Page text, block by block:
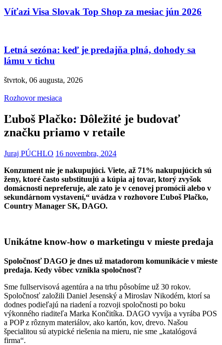
Víťazi Visa Slovak Top Shop za mesiac jún 2026
Letná sezóna: keď je predajňa plná, dohody sa
lámu v tichu
štvrtok, 06 augusta, 2026
Rozhovor mesiaca
Ľuboš Plačko: Dôležité je budovať
značku priamo v retaile
Juraj PÚCHLO 16 novembra, 2024
Konzument nie je nakupujúci. Viete, až 71% nakupujúcich sú
ženy, ktoré často substituujú a kúpia aj tovar, ktorý zvyšok
domácnosti nepreferuje, ale zato je v cenovej promócii alebo v
sekundárnom vystavení,“ uvádza v rozhovore Ľuboš Plačko,
Country Manager SK, DAGO.
Unikátne know-how o marketingu v mieste predaja
Spoločnosť DAGO je dnes už matadorom komunikácie v mieste
predaja. Kedy vôbec vznikla spoločnosť?
Sme fullservisová agentúra a na trhu pôsobíme už 30 rokov.
Spoločnosť založili Daniel Jesenský a Miroslav Nikodém, ktorí sa
dodnes podieľajú na riadení a rozvoji spoločnosti po boku
výkonného riaditeľa Marka Končitíka. DAGO vyvíja a vyrába POS
a POP z rôznym materiálov, ako kartón, kov, drevo. Našou
špecialitou sú atypické riešenia na mieru, nie sme „katalógová
firma“.